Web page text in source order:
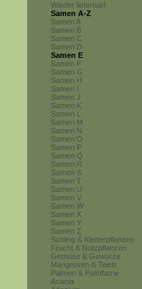
Wieder lieferbar!
Samen A-Z
Samen A
Samen B
Samen C
Samen D
Samen E
Samen F
Samen G
Samen H
Samen I
Samen J
Samen K
Samen L
Samen M
Samen N
Samen O
Samen P
Samen Q
Samen R
Samen S
Samen T
Samen U
Samen V
Samen W
Samen X
Samen Y
Samen Z
Schling & Kletterpflanzen
Frucht & Nutzpflanzen
Gemüse & Gewürze
Mangroven & Teich
Palmen & Palmfarne
Acacia